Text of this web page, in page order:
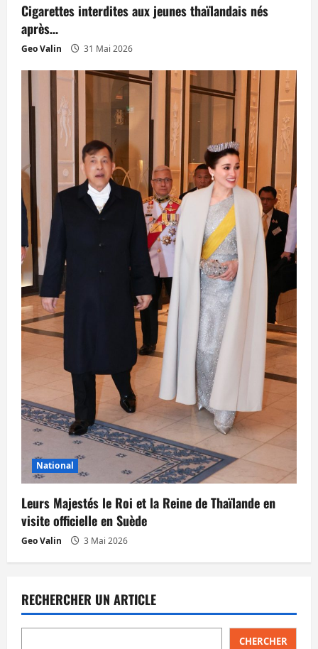
Cigarettes interdites aux jeunes thaïlandais nés
après…
Geo Valin 31 Mai 2026
National
Leurs Majestés le Roi et la Reine de Thaïlande en
visite officielle en Suède
Geo Valin 3 Mai 2026
RECHERCHER UN ARTICLE
CHERCHER